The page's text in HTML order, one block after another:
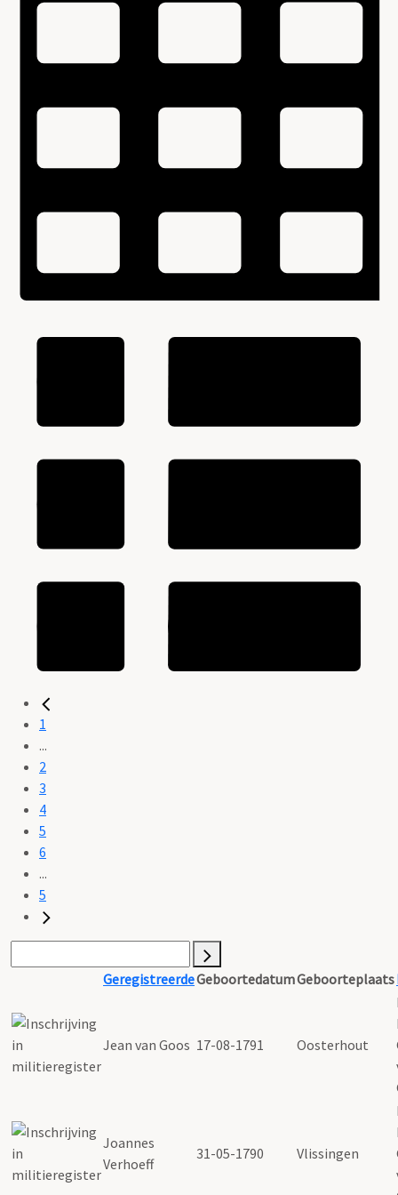
1
...
2
3
4
5
6
...
5
GeregistreerdeGeboortedatumGeboorteplaats
Jean van Goos 17-08-1791 Oosterhout
Joannes
Verhoeff
31-05-1790 Vlissingen